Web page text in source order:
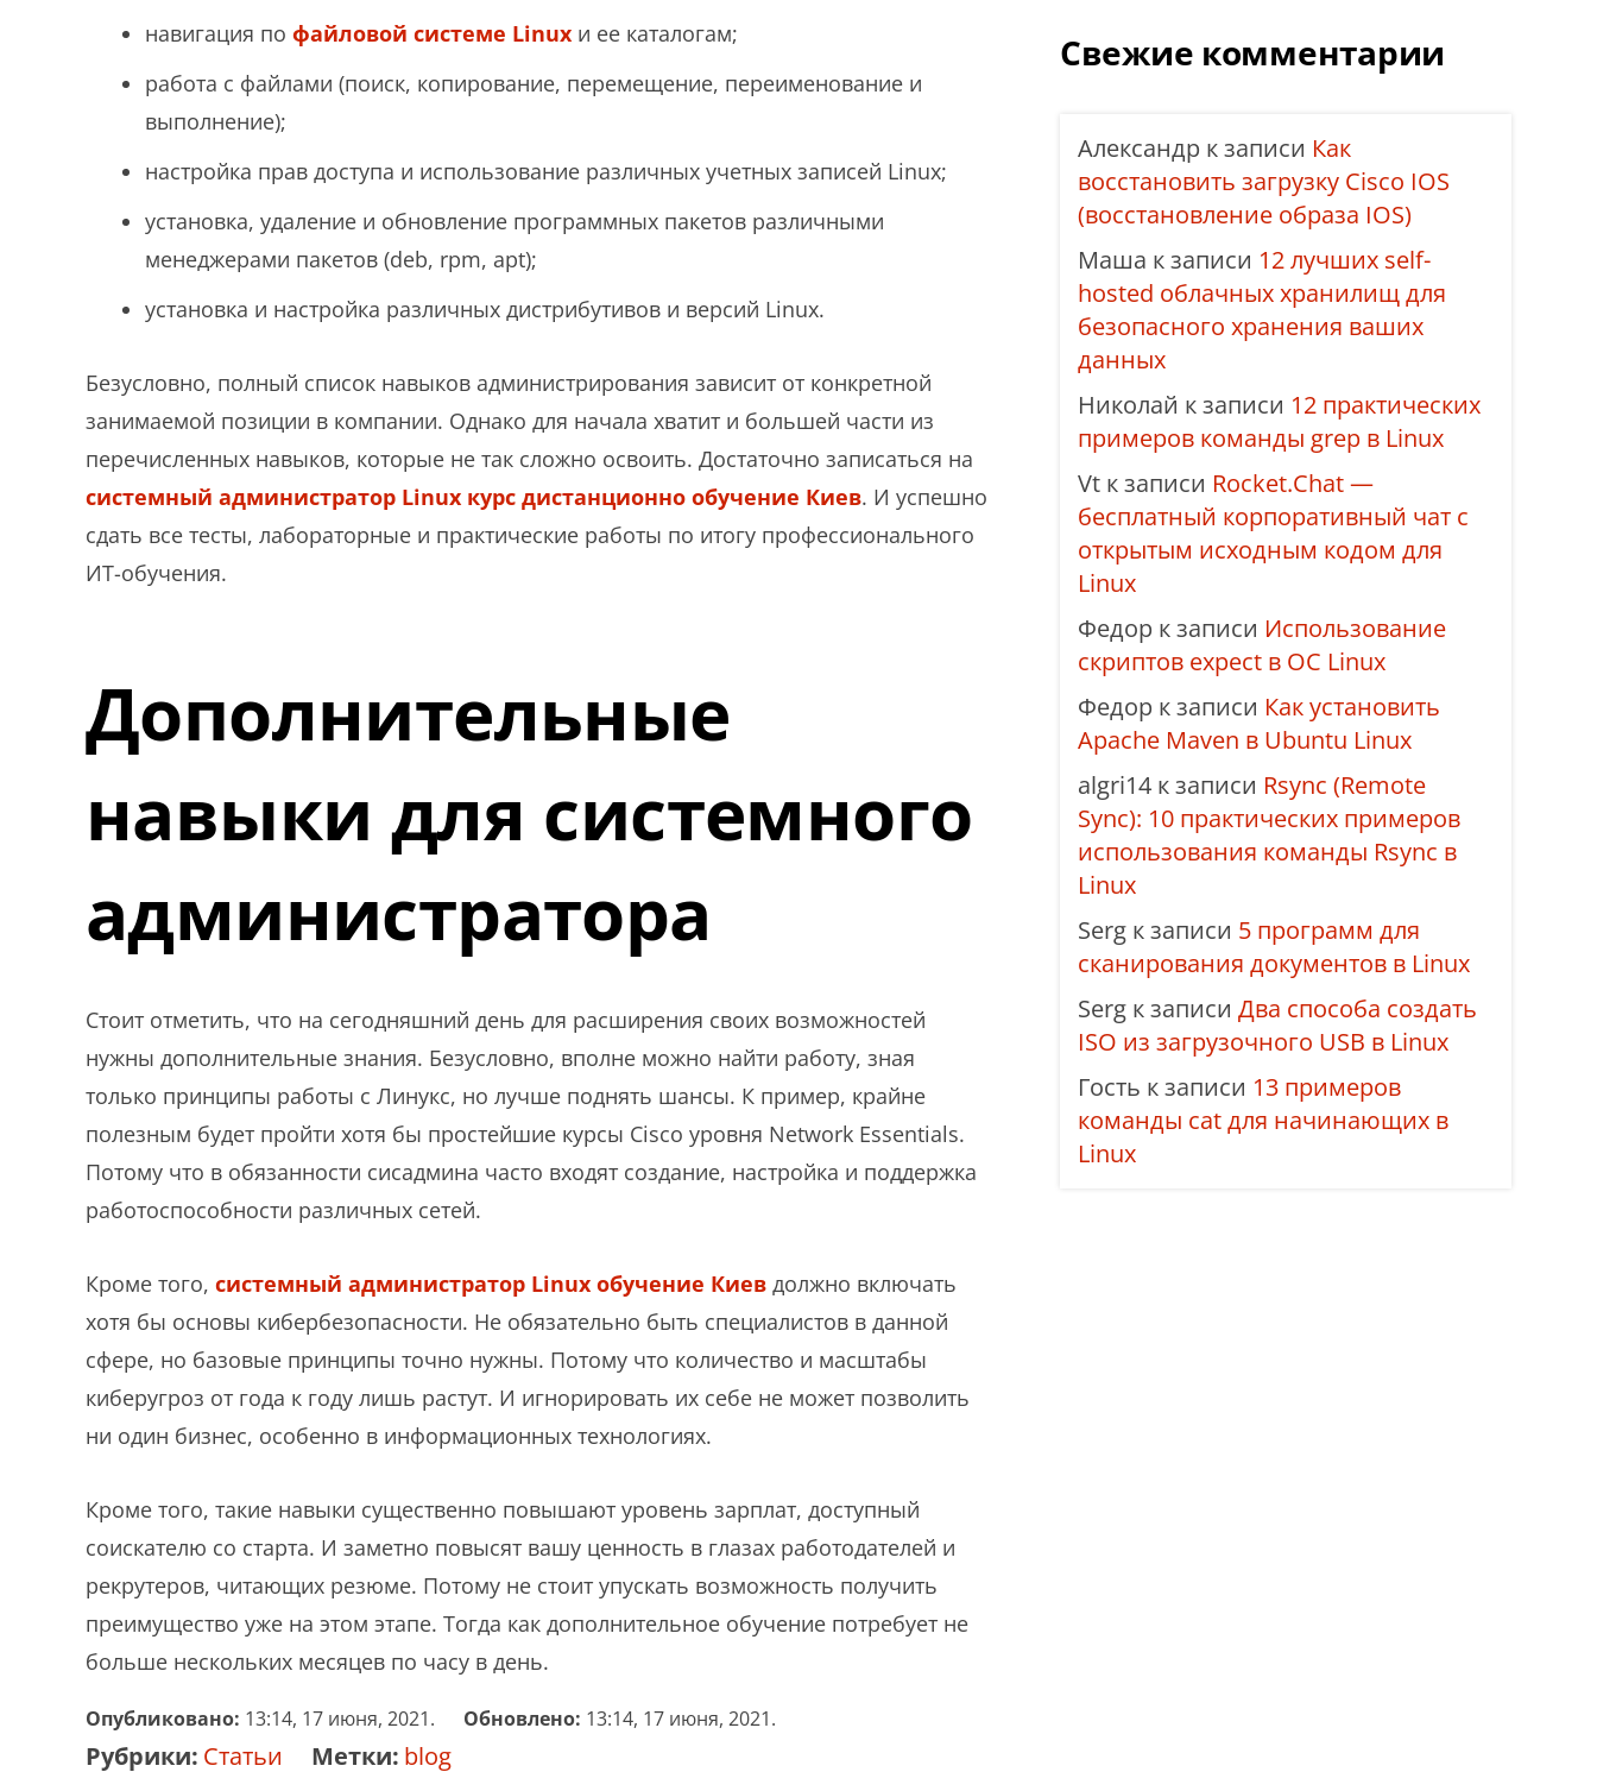
навигация по файловой системе Linux и ее каталогам;
работа с файлами (поиск, копирование, перемещение, переименование и
выполнение);
настройка прав доступа и использование различных учетных записей Linux;
установка, удаление и обновление программных пакетов различными
менеджерами пакетов (deb, rpm, apt);
установка и настройка различных дистрибутивов и версий Linux.
Безусловно, полный список навыков администрирования зависит от конкретной
занимаемой позиции в компании. Однако для начала хватит и большей части из
перечисленных навыков, которые не так сложно освоить. Достаточно записаться на
системный администратор Linux курс дистанционно обучение Киев. И успешно
сдать все тесты, лабораторные и практические работы по итогу профессионального
ИТ-обучения.
Дополнительные
навыки для системного
администратора
Стоит отметить, что на сегодняшний день для расширения своих возможностей
нужны дополнительные знания. Безусловно, вполне можно найти работу, зная
только принципы работы с Линукс, но лучше поднять шансы. К пример, крайне
полезным будет пройти хотя бы простейшие курсы Cisco уровня Network Essentials.
Потому что в обязанности сисадмина часто входят создание, настройка и поддержка
работоспособности различных сетей.
Кроме того, системный администратор Linux обучение Киев должно включать
хотя бы основы кибербезопасности. Не обязательно быть специалистов в данной
сфере, но базовые принципы точно нужны. Потому что количество и масштабы
киберугроз от года к году лишь растут. И игнорировать их себе не может позволить
ни один бизнес, особенно в информационных технологиях.
Кроме того, такие навыки существенно повышают уровень зарплат, доступный
соискателю со старта. И заметно повысят вашу ценность в глазах работодателей и
рекрутеров, читающих резюме. Потому не стоит упускать возможность получить
преимущество уже на этом этапе. Тогда как дополнительное обучение потребует не
больше нескольких месяцев по часу в день.
Опубликовано: 13:14, 17 июня, 2021. Обновлено: 13:14, 17 июня, 2021.
Рубрики: Статьи Метки: blog
Свежие комментарии
Александр к записи Как
восстановить загрузку Cisco IOS
(восстановление образа IOS)
Маша к записи 12 лучших self-
hosted облачных хранилищ для
безопасного хранения ваших
данных
Николай к записи 12 практических
примеров команды grep в Linux
Vt к записи Rocket.Chat —
бесплатный корпоративный чат с
открытым исходным кодом для
Linux
Федор к записи Использование
скриптов expect в ОС Linux
Федор к записи Как установить
Apache Maven в Ubuntu Linux
algri14 к записи Rsync (Remote
Sync): 10 практических примеров
использования команды Rsync в
Linux
Serg к записи 5 программ для
сканирования документов в Linux
Serg к записи Два способа создать
ISO из загрузочного USB в Linux
Гость к записи 13 примеров
команды cat для начинающих в
Linux